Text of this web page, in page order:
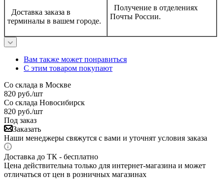
Доставка заказа в
терминалы в вашем городе.
Получение в отделениях
Почты России.
Вам также может понравиться
С этим товаром покупают
Со склада в Москве
820 руб./шт
Со склада Новосибирск
820 руб./шт
Под заказ
Заказать
Наши менеджеры свяжутся с вами и уточнят условия заказа
Доставка до ТК - бесплатно
Цена действительна только для интернет-магазина и может
отличаться от цен в розничных магазинах